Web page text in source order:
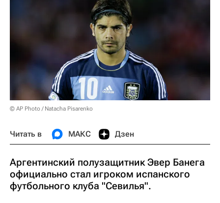
© AP Photo / Natacha Pisarenko
Читать в МАКС Дзен
Аргентинский полузащитник Эвер Банега
официально стал игроком испанского
футбольного клуба "Севилья".